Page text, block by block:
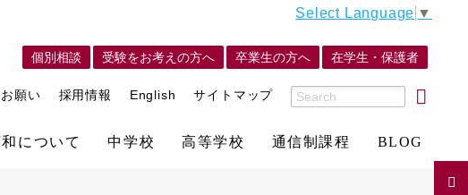
Select Language ▼
個別相談 受験をお考えの方へ 卒業生の方へ 在学生・保護者
願い 採用情報 English サイトマップ
について 中学校 高等学校 通信制課程 BLOG